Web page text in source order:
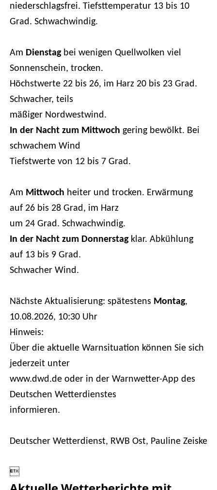
niederschlagsfrei. Tiefsttemperatur 13 bis 10
Grad. Schwachwindig.
Am Dienstagbei wenigen Quellwolken viel
Sonnenschein, trocken.
Höchstwerte 22 bis 26, im Harz 20 bis 23 Grad.
Schwacher, teils
mäßiger Nordwestwind.
In der Nacht zum Mittwoch gering bewölkt. Bei
schwachem Wind
Tiefstwerte von 12 bis 7 Grad.
Am Mittwoch heiter und trocken. Erwärmung
auf 26 bis 28 Grad, im Harz
um 24 Grad. Schwachwindig.
In der Nacht zum Donnerstagklar. Abkühlung
auf 13 bis 9 Grad.
Schwacher Wind.
Nächste Aktualisierung: spätestens Montag,
10.08.2026, 10:30 Uhr
Hinweis:
Über die aktuelle Warnsituation können Sie sich
jederzeit unter
www.dwd.de oder in der Warnwetter-App des
Deutschen Wetterdienstes
informieren.
Deutscher Wetterdienst, RWB Ost, Pauline Zeiske
